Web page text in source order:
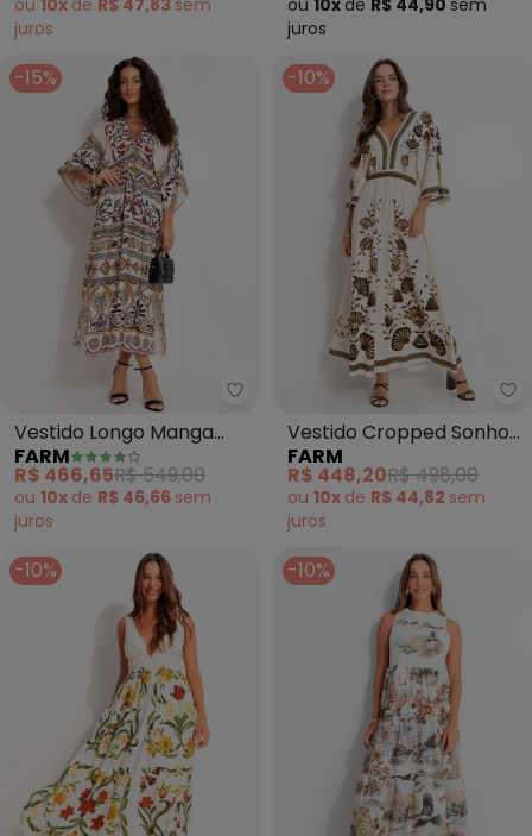
ou 10x de R$ 47,83 sem
juros
ou 10x de R$ 44,90 sem
juros
-15%
Farm - Vestido Longo Manga
Vestido Longo Manga
Adriele (Bege)
FARM
R$ 466,65R$ 549,00
ou 10x de R$ 46,66 sem
juros
-10%
Vestido Cropped Sonho
de Concha (Bege)
FARM
R$ 448,20R$ 498,00
ou 10x de R$ 44,82 sem
juros
-10% -10%